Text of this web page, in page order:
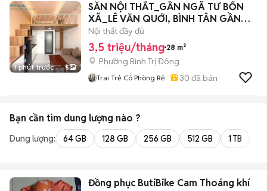
1 phút trước 5
SẴN NỘI THẤT_GẦN NGÃ TƯ BỐN
XÃ_LÊ VĂN QUỚI, BÌNH TÂN GẦN
ĐẠI HỌC VHU
Nội thất đầy đủ
3,5 triệu/tháng 28 m²
Phường Bình Trị Đông
Trai Trẻ Có Phòng Rẻ 30 đã bán
Bạn cần tìm dung lượng nào ?
Dung lượng: 64 GB 128 GB 256 GB 512 GB 1 TB
Đồng phục ButiBike Cam Thoáng khí